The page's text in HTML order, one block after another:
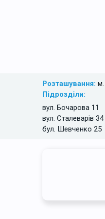
Розташування:
Підрозділи:
вул. Бочарова 11
вул. Сталеварів 34
бул. Шевченко 25